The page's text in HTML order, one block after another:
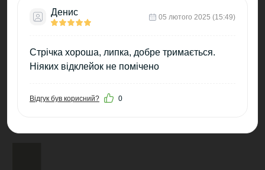
Денис 05 лютого 2025 (15:49)
Стрічка хороша, липка, добре тримається.
Ніяких відклейок не помічено
Відгук був корисний? 0